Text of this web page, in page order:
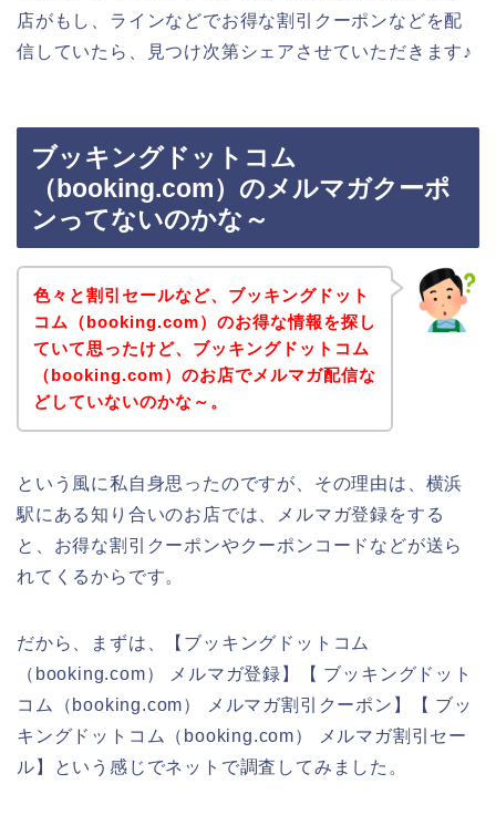
店がもし、ラインなどでお得な割引クーポンなどを配
信していたら、見つけ次第シェアさせていただきます♪
ブッキングドットコム
（booking.com）のメルマガクーポ
ンってないのかな～
色々と割引セールなど、ブッキングドット
コム（booking.com）のお得な情報を探し
ていて思ったけど、ブッキングドットコム
（booking.com）のお店でメルマガ配信な
どしていないのかな～。
という風に私自身思ったのですが、その理由は、横浜
駅にある知り合いのお店では、メルマガ登録をする
と、お得な割引クーポンやクーポンコードなどが送ら
れてくるからです。
だから、まずは、【ブッキングドットコム
（booking.com） メルマガ登録】【 ブッキングドット
コム（booking.com） メルマガ割引クーポン】【 ブッ
キングドットコム（booking.com） メルマガ割引セー
ル】という感じでネットで調査してみました。